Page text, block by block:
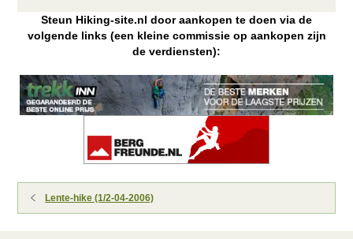
Steun Hiking-site.nl door aankopen te doen via de
volgende links (een kleine commissie op aankopen zijn
de verdiensten):
Lente-hike (1/2-04-2006)